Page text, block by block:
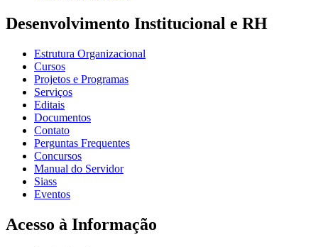
Desenvolvimento Institucional e RH
Estrutura Organizacional
Cursos
Projetos e Programas
Serviços
Editais
Documentos
Contato
Perguntas Frequentes
Concursos
Manual do Servidor
Siass
Eventos
Acesso à Informação